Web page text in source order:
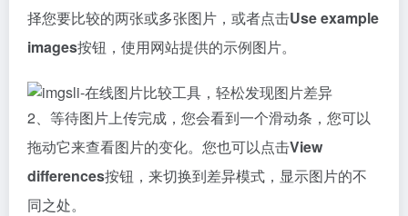
择您要比较的两张或多张图片，或者点击Use example
images按钮，使用网站提供的示例图片。
2、等待图片上传完成，您会看到一个滑动条，您可以
拖动它来查看图片的变化。您也可以点击View
differences按钮，来切换到差异模式，显示图片的不
同之处。